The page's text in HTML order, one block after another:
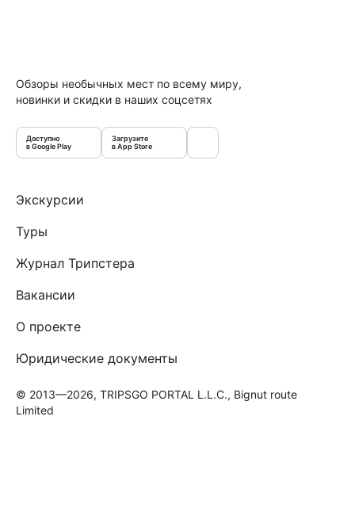
Обзоры необычных мест по всему миру,
новинки и скидки в наших соцсетях
Доступно
в Google Play
Загрузите
в App Store
Экскурсии
Туры
Журнал Трипстера
Вакансии
О проекте
Юридические документы
© 2013—2026, TRIPSGO PORTAL L.L.C., Bignut route
Limited